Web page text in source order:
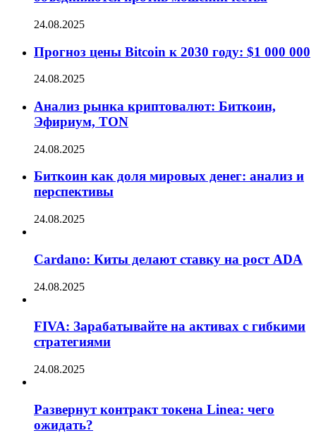
24.08.2025
Прогноз цены Bitcoin к 2030 году: $1 000 000
24.08.2025
Анализ рынка криптовалют: Биткоин,
Эфириум, TON
24.08.2025
Биткоин как доля мировых денег: анализ и
перспективы
24.08.2025
Cardano: Киты делают ставку на рост ADA
24.08.2025
FIVA: Зарабатывайте на активах с гибкими
стратегиями
24.08.2025
Развернут контракт токена Linea: чего
ожидать?